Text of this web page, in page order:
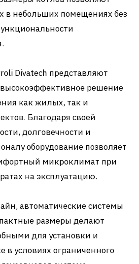
в небольших помещениях без
Divatech представляют
решение
как жилых, так и
Благодаря своей
долговечности и
оборудование позволяет
микроклимат при
на эксплуатацию.
автоматические системы
размеры делают
для установки и
в условиях ограниченного